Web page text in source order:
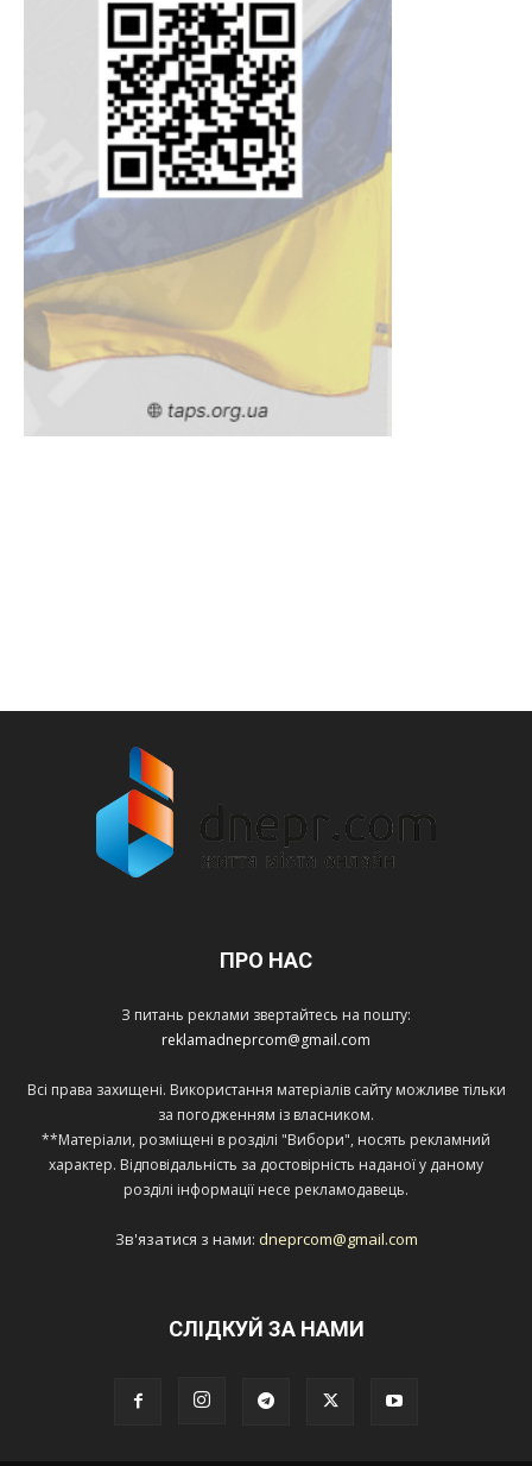
ПРО НАС
З питань реклами звертайтесь на пошту:
reklamadneprcom@gmail.com
Всі права захищені. Використання матеріалів сайту можливе тільки
за погодженням із власником.
**Матеріали, розміщені в розділі "Вибори", носять рекламний
характер. Відповідальність за достовірність наданої у даному
розділі інформації несе рекламодавець.
Зв'язатися з нами: dneprcom@gmail.com
СЛІДКУЙ ЗА НАМИ